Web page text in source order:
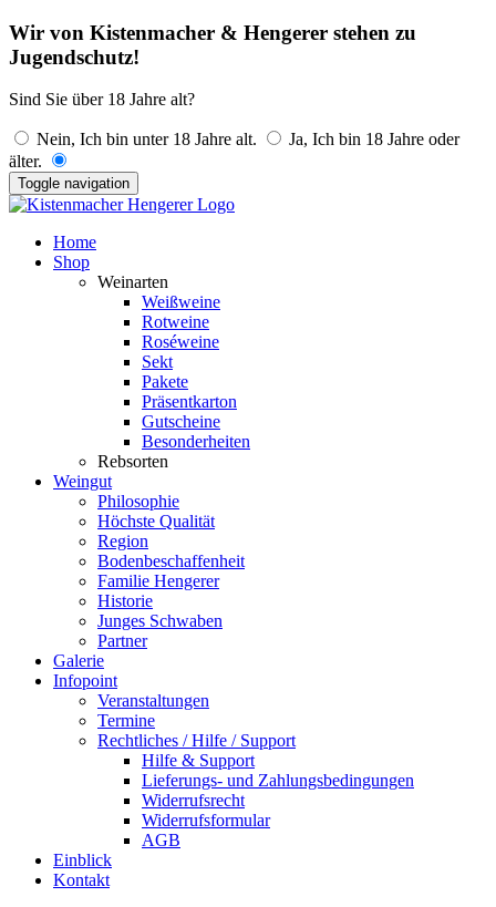
Wir von Kistenmacher & Hengerer stehen zu
Jugendschutz!
Sind Sie über 18 Jahre alt?
Nein, Ich bin unter 18 Jahre alt.
Ja, Ich bin 18 Jahre oder
älter.
Toggle navigation
Home
Shop
Weinarten
Weißweine
Rotweine
Roséweine
Sekt
Pakete
Präsentkarton
Gutscheine
Besonderheiten
Rebsorten
Weingut
Philosophie
Höchste Qualität
Region
Bodenbeschaffenheit
Familie Hengerer
Historie
Junges Schwaben
Partner
Galerie
Infopoint
Veranstaltungen
Termine
Rechtliches / Hilfe / Support
Hilfe & Support
Lieferungs- und Zahlungsbedingungen
Widerrufsrecht
Widerrufsformular
AGB
Einblick
Kontakt